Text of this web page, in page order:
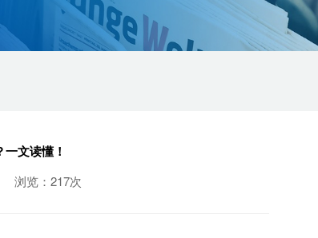
文读懂！
浏览：217次